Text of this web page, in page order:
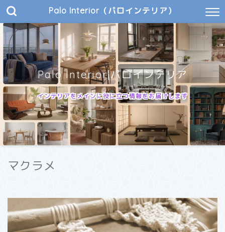
Palo Interior（パロインテリア）
Palo Interior|パロインテリア
インテリアをメインに役に立つ情報をお届けします
マクラメ